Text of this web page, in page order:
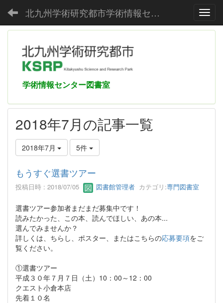
北九州学術研究都市学術情報センター
学術情報センター図書室
2018年7月の記事一覧
2018年7月 5件
もうすぐ選書ツアー
投稿日時 : 2018/07/05 図書館管理者 カテゴリ:専門図書室
選書ツアー参加者まだまだ募集中です！
読みたかった、この本、読んでほしい、あの本...
選んでみませんか？
詳しくは、ちらし、ポスター、またはこちらの応募要項をご
覧ください。
①選書ツアー
平成３０年７月７日（土）10：00～12：00
クエスト小倉本店
先着１０名